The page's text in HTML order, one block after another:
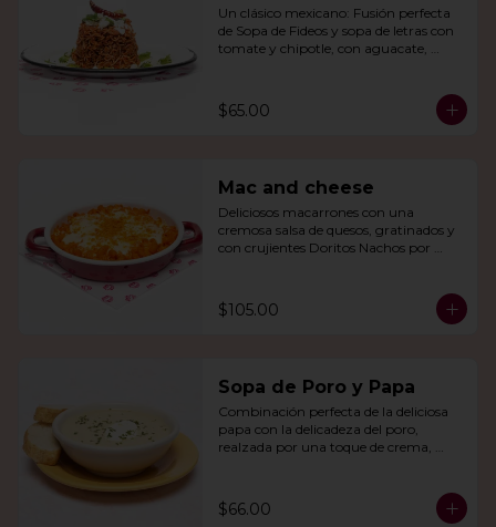
Un clásico mexicano: Fusión perfecta
de Sopa de Fideos y sopa de letras con
tomate y chipotle, con aguacate,
$65.00
Mac and cheese
Deliciosos macarrones con una
cremosa salsa de quesos, gratinados y
con crujientes Doritos Nachos por
$105.00
Sopa de Poro y Papa
Combinación perfecta de la deliciosa
papa con la delicadeza del poro,
realzada por una toque de crema,
$66.00